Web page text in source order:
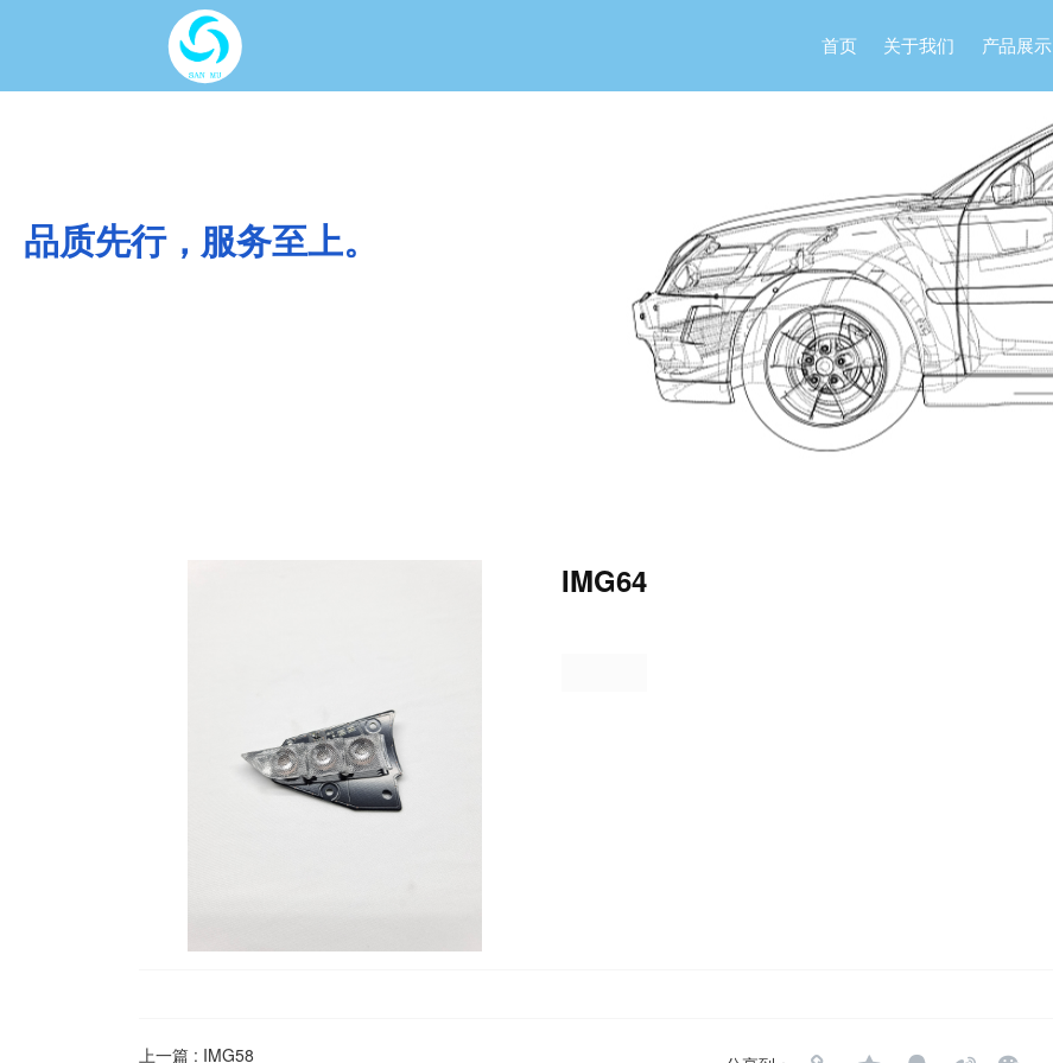
首页 关于我们 产品展示
品质先行，服务至上。
IMG64
上一篇 : IMG58